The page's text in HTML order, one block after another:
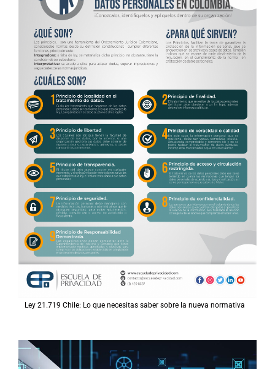
Ley 21.719 Chile: Lo que necesitas saber sobre la nueva normativa